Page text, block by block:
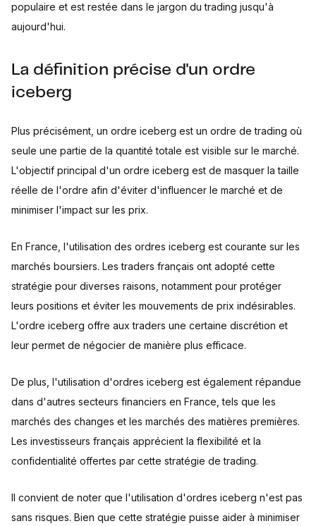
populaire et est restée dans le jargon du trading jusqu'à
aujourd'hui.
La définition précise d'un ordre
iceberg
Plus précisément, un ordre iceberg est un ordre de trading où
seule une partie de la quantité totale est visible sur le marché.
L'objectif principal d'un ordre iceberg est de masquer la taille
réelle de l'ordre afin d'éviter d'influencer le marché et de
minimiser l'impact sur les prix.
En France, l'utilisation des ordres iceberg est courante sur les
marchés boursiers. Les traders français ont adopté cette
stratégie pour diverses raisons, notamment pour protéger
leurs positions et éviter les mouvements de prix indésirables.
L'ordre iceberg offre aux traders une certaine discrétion et
leur permet de négocier de manière plus efficace.
De plus, l'utilisation d'ordres iceberg est également répandue
dans d'autres secteurs financiers en France, tels que les
marchés des changes et les marchés des matières premières.
Les investisseurs français apprécient la flexibilité et la
confidentialité offertes par cette stratégie de trading.
Il convient de noter que l'utilisation d'ordres iceberg n'est pas
sans risques. Bien que cette stratégie puisse aider à minimiser